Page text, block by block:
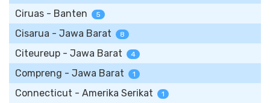
Ciruas - Banten 5
Cisarua - Jawa Barat 8
Citeureup - Jawa Barat 4
Compreng - Jawa Barat 1
Connecticut - Amerika Serikat 1